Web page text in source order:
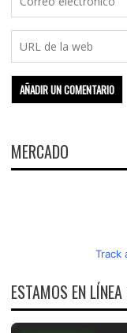
MERCADO
Track
ESTAMOS EN